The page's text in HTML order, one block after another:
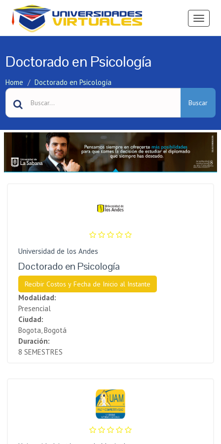
Ver
Doctorado en Psicología
Home Doctorado en Psicología
Buscar
Universidad de los Andes
Doctorado en Psicología
Recibir Costos y Fecha de Inicio al Instante
Modalidad:
Presencial
Ciudad:
Bogota, Bogotá
Duración:
8 SEMESTRES